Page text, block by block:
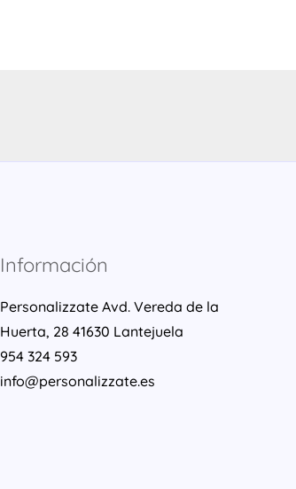
Información
Personalizzate Avd. Vereda de la
Huerta, 28 41630 Lantejuela
954 324 593
info@personalizzate.es